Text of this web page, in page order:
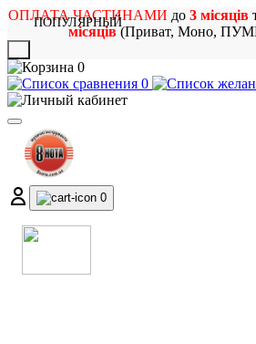
ОПЛАТА ЧАСТИНАМИ до 3 місяців
місяців(Приват, Моно,
0
0
0
ПОПУЛЯРНЫЙ